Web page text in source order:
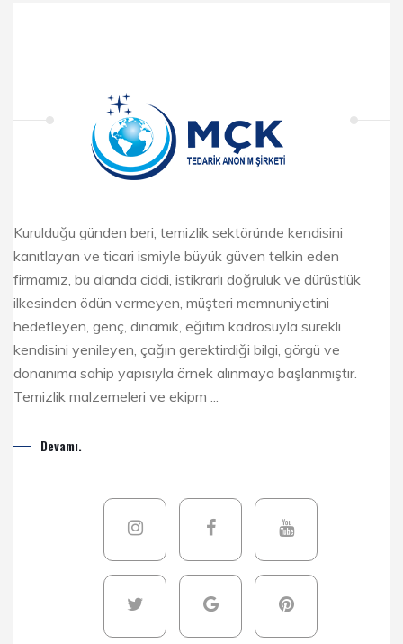
Kurulduğu günden beri, temizlik sektöründe kendisini
kanıtlayan ve ticari ismiyle büyük güven telkin eden
firmamız, bu alanda ciddi, istikrarlı doğruluk ve dürüstlük
ilkesinden ödün vermeyen, müşteri memnuniyetini
hedefleyen, genç, dinamik, eğitim kadrosuyla sürekli
kendisini yenileyen, çağın gerektirdiği bilgi, görgü ve
donanıma sahip yapısıyla örnek alınmaya başlanmıştır.
Temizlik malzemeleri ve ekipm ...
Devamı.